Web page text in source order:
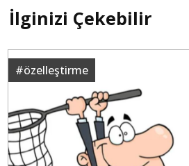
İlginizi Çekebilir
#özelleştirme